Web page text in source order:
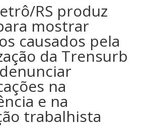
RS produz
mostrar
causados pela
da Trensurb
na
e na
trabalhista